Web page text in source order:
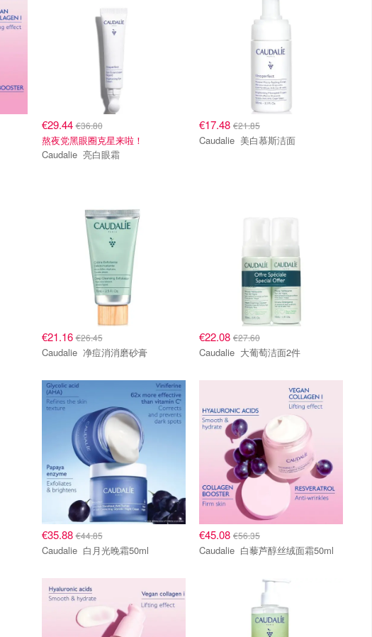
€29.44€36.80
熬夜党黑眼圈克星来啦！
Caudalie 亮白眼霜
€17.48 €21.85
Caudalie 美白慕斯洁面
€21.16€26.45
Caudalie 净痘消消磨砂膏
€22.08 €27.60
Caudalie 大葡萄洁面2件
€35.88€44.85
Caudalie 白月光晚霜50ml
€45.08 €56.35
Caudalie 白藜芦醇丝绒面霜50ml